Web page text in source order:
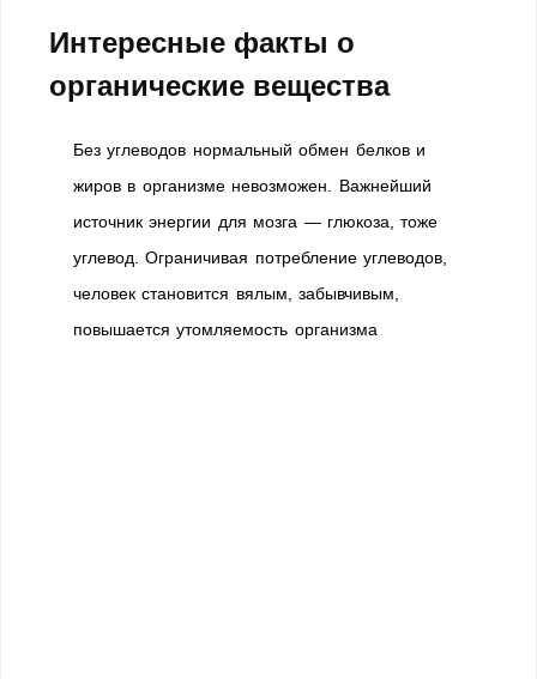
Интересные факты о
органические вещества
Без углеводов нормальный обмен белков и
жиров в организме невозможен. Важнейший
источник энергии для мозга — глюкоза, тоже
углевод. Ограничивая потребление углеводов,
человек становится вялым, забывчивым,
повышается утомляемость организма